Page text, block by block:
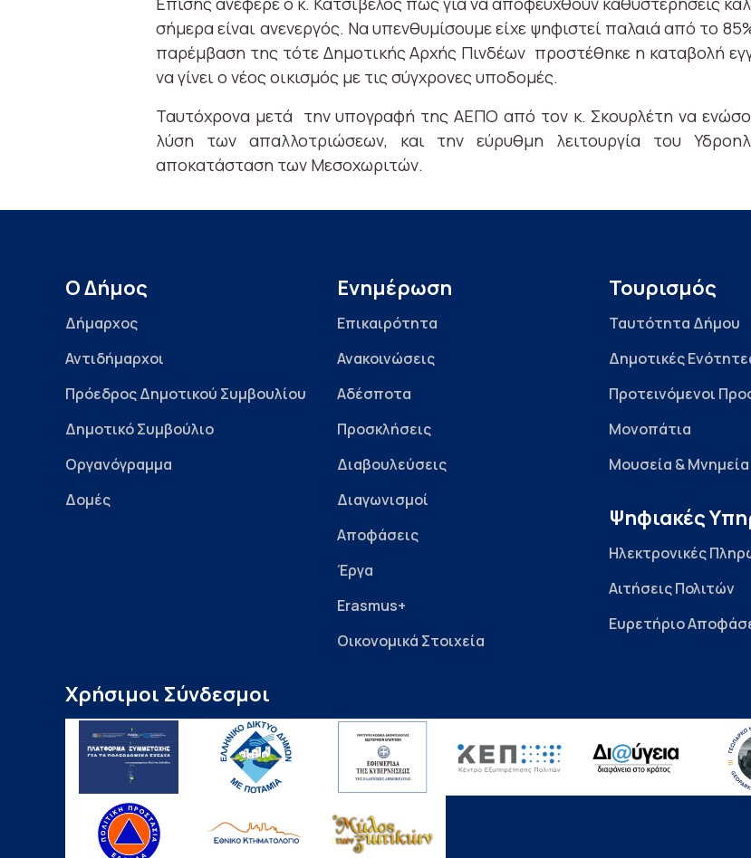
σήμερα είναι ανενεργός. Να υπενθυμίσουμε είχε ψηφιστεί παλαιά από το
παρέμβαση της τότε Δημοτικής Αρχής Πινδέων προστέθηκε η καταβολή
να γίνει ο νέος οικισμός με τις σύγχρονες υποδομές.
Ταυτόχρονα μετά την υπογραφή της ΑΕΠΟ από τον κ. Σκουρλέτη να
λύση των απαλλοτριώσεων, και την εύρυθμη λειτουργία του
αποκατάσταση των Μεσοχωριτών.
Ο Δήμος
Δήμαρχος
Αντιδήμαρχοι
Πρόεδρος Δημοτικού Συμβουλίου
Δημοτικό Συμβούλιο
Οργανόγραμμα
Δομές
Ενημέρωση
Επικαιρότητα
Ανακοινώσεις
Αδέσποτα
Προσκλήσεις
Διαβουλεύσεις
Διαγωνισμοί
Αποφάσεις
Έργα
Erasmus+
Οικονομικά Στοιχεία
Τουρισμός
Ταυτότητα Δήμου
Δημοτικές
Προτεινόμενοι
Μονοπάτια
Μουσεία & Μνημεία
Ψηφιακές
Ηλεκτρονικές
Αιτήσεις Πολιτών
Ευρετήριο
Χρήσιμοι Σύνδεσμοι